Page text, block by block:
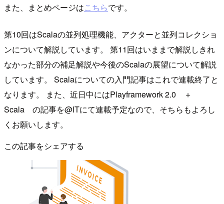
また、まとめページはこちらです。
第10回はScalaの並列処理機能、アクターと並列コレクショ
ンについて解説しています。 第11回はいままで解説しきれ
なかった部分の補足解説や今後のScalaの展望について解説
しています。 Scalaについての入門記事はこれで連載終了と
なります。 また、近日中にはPlayframework 2.0 ＋
Scala の記事を@ITにて連載予定なので、そちらもよろし
くお願いします。
この記事をシェアする